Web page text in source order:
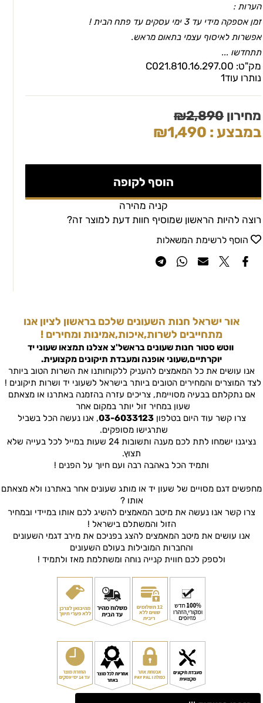
הערות :
זמן אספקה מידי עד 3 ימי עסקים עד פתח הבית !
אפשרות לאיסוף עצמי בתאום מראש.
תתחדשו ...
מק"ט: C021.810.16.297.00
נותרו עוד1
מחירון ₪2,890
במבצע : ₪1,490
הוסף לקופה
קניה מהירה
רוצה להיות הראשון שמוסיף חוות דעת למוצר זה?
הוסף לרשימת המשאלות
אור ישראל חנות השעונים שלכם בראשון לציון אנו
מתחייבים לשרות,איכות,אמינות ומחירים !
ווטש סטור חנות שעונים בראשל'צ אצלנו תמצאו שעוני יד
יוקרתיים,שעוני אופנה ומעבדת תיקונים מקצועית.
אנו עושים את כל המאמצים להעניק ללקוחותנו את השרות הטוב ביותר
לצד המוצרים והמחירים הטובים ביותר בישראל לשעוני יד ושרות תיקונים !
אם נתקלתם בבעיה מסויימת, צריכים עזרה בהזמנה באתרנו או מצאתם
שעון במחיר זול יותר במקום אחר
צרו קשר עוד היום בטלפון03-6033123, אנו נעשה הכל בשביל
שתרגישו מסופקים.
נציגנו ישמחו לתת לכם מענה ותשובות 24 שעות במייל לכל בעייה שלא
תצוץ.
ותמיד הכל באהבה רבה ועם חיוך על הפנים !
מחפשים דגם מסויים של שעון יד או מותג שעונים אחר באתרנו ולא מצאתם
אותו ?
צרו קשר אנו נעשה את מיטב המאמצים להשיג לכם אותו במיידי ובמחיר
הזול והמשתלם בישראל !
אנו עושים את מיטב המאמצים להצג בפניכם את מירב דגמי השעונים
והחברות המובילות בעולם השעונים
ולספק לכם חווית קנייה נוחה ומשתלמת מאז ולתמיד !